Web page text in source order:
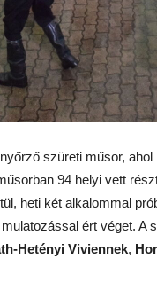
szüreti műsor,
94 helyi vett
heti két alkalommal
ért véget. A
Hetényi Viviennek,